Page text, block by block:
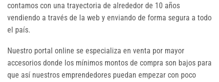
contamos con una trayectoria de alrededor de 10 años
vendiendo a través de la web y enviando de forma segura a todo
el país.
Nuestro portal online se especializa en venta por mayor
accesorios donde los mínimos montos de compra son bajos para
que así nuestros emprendedores puedan empezar con poco